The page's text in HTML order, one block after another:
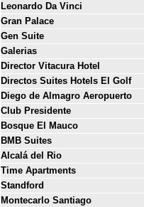
Leonardo Da Vinci
Gran Palace
Gen Suite
Galerias
Director Vitacura Hotel
Directos Suites Hotels El Golf
Diego de Almagro Aeropuerto
Club Presidente
Bosque El Mauco
BMB Suites
Alcalá del Rio
Time Apartments
Standford
Montecarlo Santiago